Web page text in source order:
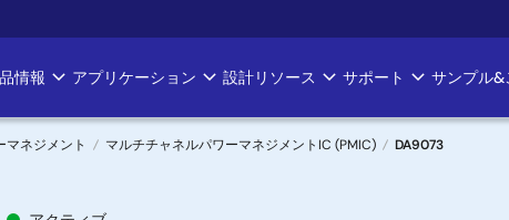
情報 アプリケーション 設計リソース サポート サンプル&
マネジメント マルチチャネルパワーマネジメントIC (PMIC) DA9073